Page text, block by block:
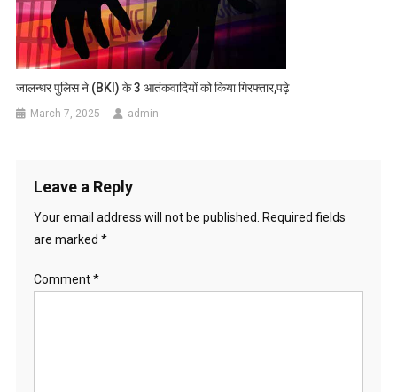
जालन्धर पुलिस ने (BKI) के 3 आतंकवादियों को किया गिरफ्तार,पढ़े
March 7, 2025 admin
Leave a Reply
Your email address will not be published. Required fields
are marked *
Comment*